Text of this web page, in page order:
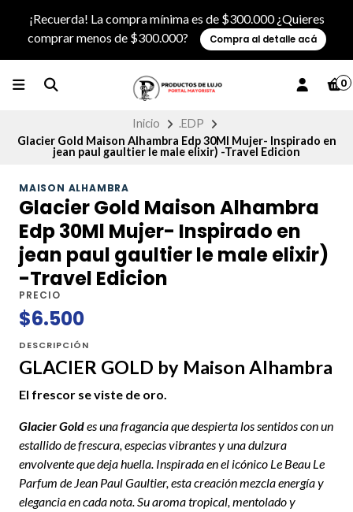
¡Recuerda! La compra mínima es de $300.000 ¿Quieres
comprar menos de $300.000?
Compra al detalle acá
0
Inicio
.EDP
Glacier Gold Maison Alhambra Edp 30Ml Mujer- Inspirado en
jean paul gaultier le male elixir) -Travel Edicion
MAISON ALHAMBRA
Glacier Gold Maison Alhambra
Edp 30Ml Mujer- Inspirado en
jean paul gaultier le male elixir)
-Travel Edicion
PRECIO
$6.500
DESCRIPCIÓN
GLACIER GOLD by Maison Alhambra
El frescor se viste de oro.
Glacier Goldes una fragancia que despierta los sentidos con un
estallido de frescura, especias vibrantes y una dulzura
envolvente que deja huella. Inspirada en el icónico Le Beau Le
Parfum de Jean Paul Gaultier, esta creación mezcla energía y
elegancia en cada nota. Su aroma tropical, mentolado y